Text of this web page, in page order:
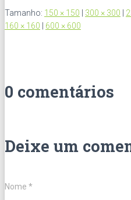
Tamanho: 150 × 150 | 300 × 300 |
160 × 160 | 600 × 600
0 comentários
Deixe um
Nome *